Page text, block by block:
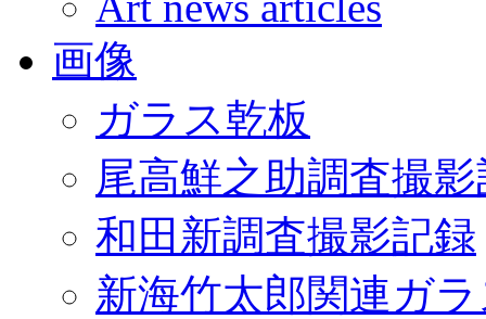
画像
ガラス乾板
尾高鮮之助調査撮
和田新調査撮影記録
新海竹太郎関連ガ